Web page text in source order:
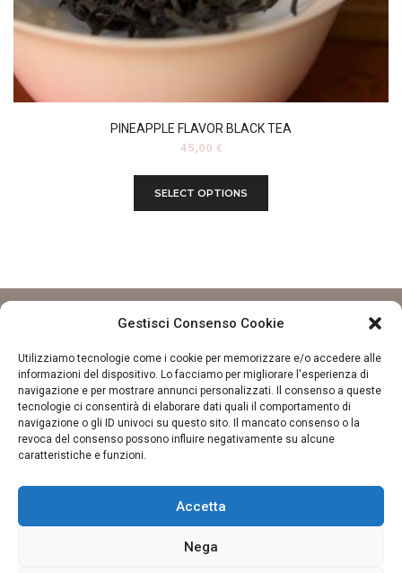
Gestisci Consenso Cookie
Utilizziamo tecnologie come i cookie per memorizzare e/o accedere alle
informazioni del dispositivo. Lo facciamo per migliorare l'esperienza di
navigazione e per mostrare annunci personalizzati. Il consenso a queste
tecnologie ci consentirà di elaborare dati quali il comportamento di
navigazione o gli ID univoci su questo sito. Il mancato consenso o la
revoca del consenso possono influire negativamente su alcune
caratteristiche e funzioni.
Accetta
Nega
PINEAPPLE FLAVOR BLACK TEA
45,00 €
SELECT OPTIONS
La finestra sul tè
Via S. Gregorio Barbarigo, 95, 35141 Padova PD
Telefono: +39 329 156 6242